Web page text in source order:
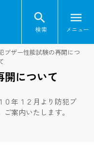
search
検索
menu
メニュー
ブザー性能試験の再開につ
開について
０年１２月より防犯ブ
案内いたします。